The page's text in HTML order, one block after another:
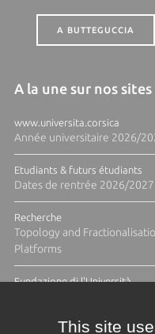
A BUTTEGUCCIA
A la une sur nos sites
www.universita.corsica
Année universitaire 2026/
Etudiants & futurs étudiants
Dates de rentrée 2026/2027
Recherche
Topology and
Platforms
Fundazione di l'Università
This site